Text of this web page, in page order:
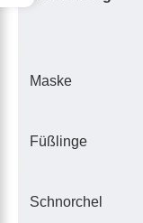
Maske
Füßlinge
Schnorchel